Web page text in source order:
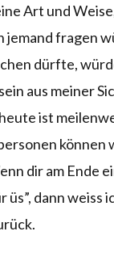
Art und
fragen
dürfte,
aus meiner
ist
können
dir am Ende
dann weiss